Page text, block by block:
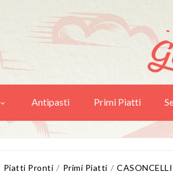
Antipasti Primi Piatti
Piatti Pronti Primi Piatti